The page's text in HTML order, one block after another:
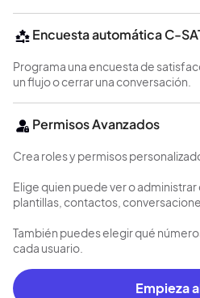
Encuesta automática C-
Programa una encuesta de
un flujo o cerrar una conversación.
Permisos Avanzados
Crea roles y permisos
Elige quien puede ver o
plantillas, contactos,
También puedes elegir qué
cada usuario.
Empieza